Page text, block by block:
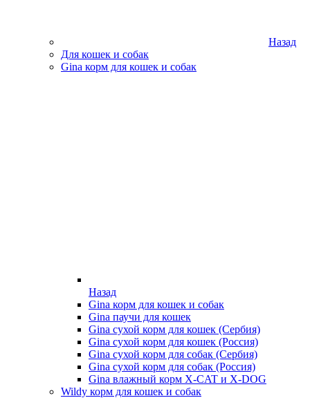
Назад
Для кошек и собак
Gina корм для кошек и собак
Назад
Gina корм для кошек и собак
Gina паучи для кошек
Gina сухой корм для кошек (Сербия)
Gina сухой корм для кошек (Россия)
Gina сухой корм для собак (Сербия)
Gina сухой корм для собак (Россия)
Gina влажный корм X-CAT и X-DOG
Wildy корм для кошек и собак